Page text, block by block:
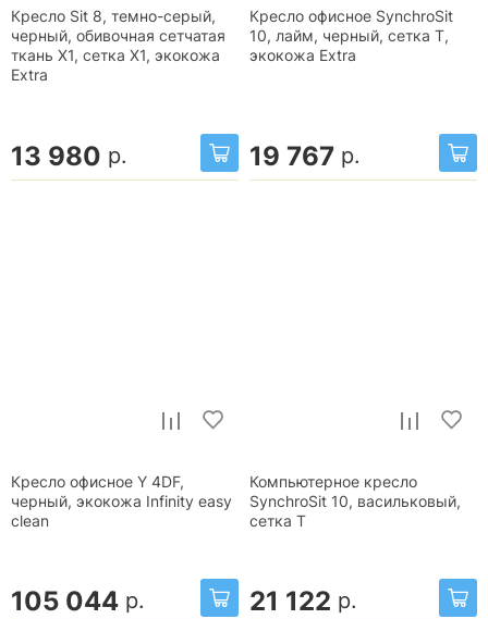
Кресло Sit 8, темно-серый,
черный, обивочная сетчатая
ткань X1, сетка X1, экокожа
Extra
13 980 р.
Кресло офисное SynchroSit
10, лайм, черный, сетка T,
экокожа Extra
19 767 р.
Кресло офисное Y 4DF,
черный, экокожа Infinity easy
clean
105 044 р.
Компьютерное кресло
SynchroSit 10, васильковый,
сетка T
21 122 р.